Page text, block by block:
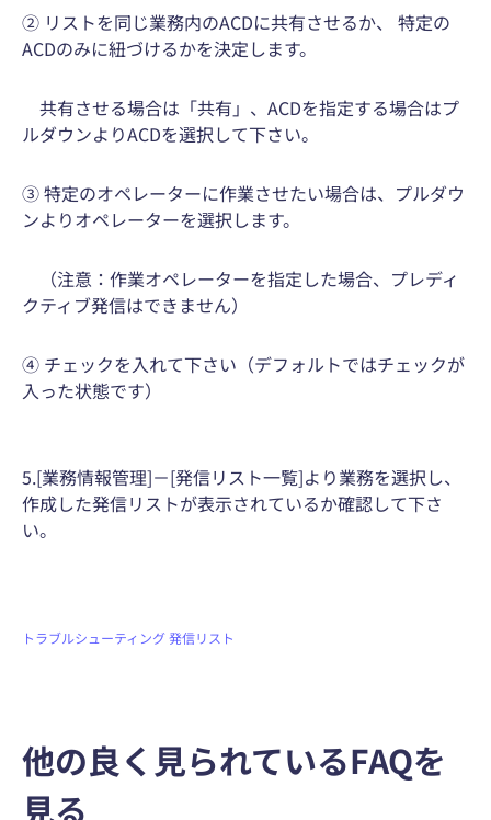
② リストを同じ業務内のACDに共有させるか、 特定の
ACDのみに紐づけるかを決定します。
共有させる場合は「共有」、ACDを指定する場合はプ
ルダウンよりACDを選択して下さい。
③ 特定のオペレーターに作業させたい場合は、プルダウ
ンよりオペレーターを選択します。
（注意：作業オペレーターを指定した場合、プレディ
クティブ発信はできません）
④ チェックを入れて下さい（デフォルトではチェックが
入った状態です）
5.[業務情報管理]－[発信リスト一覧]より業務を選択し、
作成した発信リストが表示されているか確認して下さ
い。
トラブルシューティング発信リスト
他の良く見られているFAQを
見る